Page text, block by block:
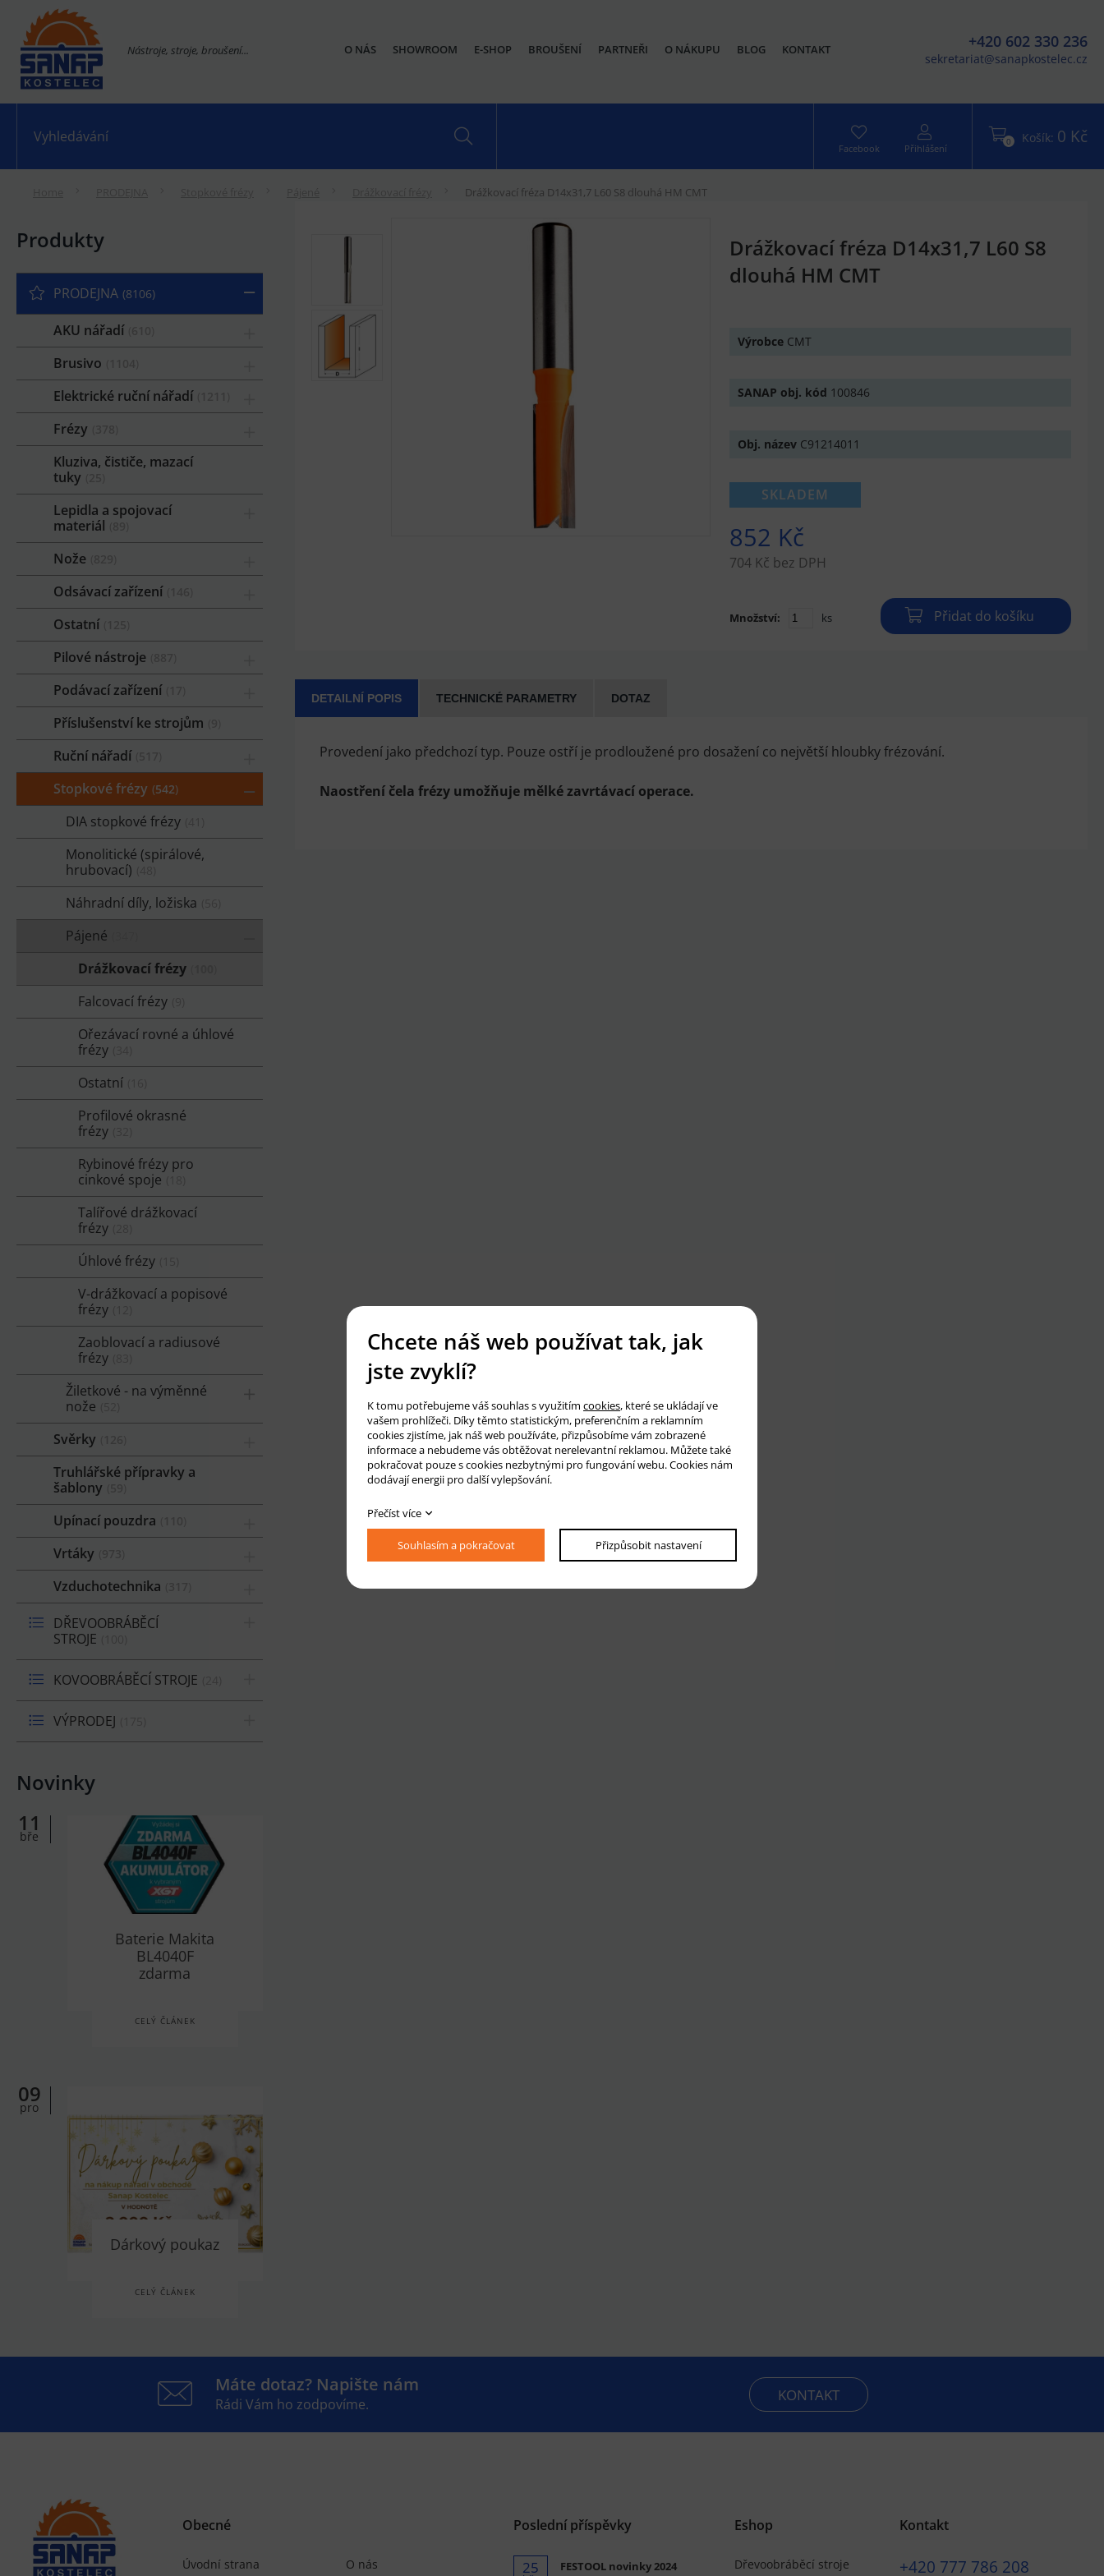
Nástroje, stroje, broušení... +420 602 330 236
sekretariat@sanapkostelec.cz
O NÁS SHOWROOM E-SHOP BROUŠENÍ PARTNEŘI O NÁKUPU BLOG KONTAKT
0 Košík: 0 Kč
Facebook Přihlášení
Drážkovací fréza D14x31,7 L60 S8 dlouhá HM CMT
Produkty
PRODEJNA 8106
AKU nářadí
Brusivo
Elektrické ruční nářadí
Frézy
Kluziva, čističe, mazací
tuky
Lepidla a spojovací
materiál
Nože
Odsávací zařízení
Ostatní
Pilové nástroje
Podávací zařízení
Příslušenství ke strojům
Ruční nářadí
Stopkové frézy 542
DIA stopkové frézy
Monolitické (spirálové,
hrubovací)
Náhradní díly, ložiska
Pájené
Drážkovací frézy
Falcovací frézy
Ořezávací rovné a úhlové
frézy
Ostatní
Profilové okrasné
frézy
Rybinové frézy pro
cinkové spoje
Talířové drážkovací
frézy
Úhlové frézy
V-drážkovací a popisové
frézy
Zaoblovací a radiusové
frézy
Žiletkové - na výměnné
nože
Svěrky
Truhlářské přípravky a
šablony
Upínací pouzdra
Vrtáky
Vzduchotechnika
DŘEVOOBRÁBĚCÍ
STROJE
KOVOOBRÁBĚCÍ STROJE
VÝPRODEJ
Novinky
11
bře
Baterie Makita
BL4040F
zdarma
CELÝ ČLÁNEK
09
pro
Dárkový poukaz
CELÝ ČLÁNEK
Drážkovací fréza D14x31,7 L60 S8
dlouhá HM CMT
Výrobce CMT
SANAP obj. kód 100846
Obj. název C91214011
SKLADEM
852 Kč
704 Kč bez DPH
Množství: ks Přidat do košíku
DETAILNÍ POPIS TECHNICKÉ PARAMETRY DOTAZ
Provedení jako předchozí typ. Pouze ostří je prodloužené pro dosažení co největší hloubky frézování.
Naostření čela frézy umožňuje mělké zavrtávací operace.
Máte dotaz? Napište nám
Rádi Vám ho zodpovíme. KONTAKT
Obecné
Úvodní strana O nás
Poslední příspěvky
25
FESTOOL novinky 2024
Eshop
Dřevoobráběcí stroje
Kontakt
+420 777 786 208
Chcete náš web používat tak, jak
jste zvyklí?
K tomu potřebujeme váš souhlas s využitím cookies, které se ukládají ve
vašem prohlížeči. Díky těmto statistickým, preferenčním a reklamním
cookies zjistíme, jak náš web používáte, přizpůsobíme vám zobrazené
informace a nebudeme vás obtěžovat nerelevantní reklamou. Můžete také
pokračovat pouze s cookies nezbytnými pro fungování webu. Cookies nám
dodávají energii pro další vylepšování.
Přečíst více
Souhlasím a pokračovat Přizpůsobit nastavení